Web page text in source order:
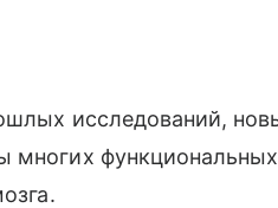
исследований,